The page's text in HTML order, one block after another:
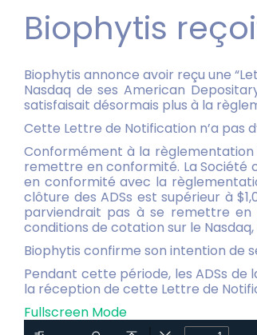
Biophytis
Biophytis annonce avoir reçu une
Nasdaq de ses American
satisfaisait désormais plus à la
Cette Lettre de Notification n’a pas
Conformément à la règlementation
remettre en conformité. La Société
en conformité avec la
clôture des ADSs est supérieur à
parviendrait pas à se remettre en
conditions de cotation sur le
Biophytis confirme son intention
Pendant cette période, les ADSs
la réception de cette Lettre de
Fullscreen Mode